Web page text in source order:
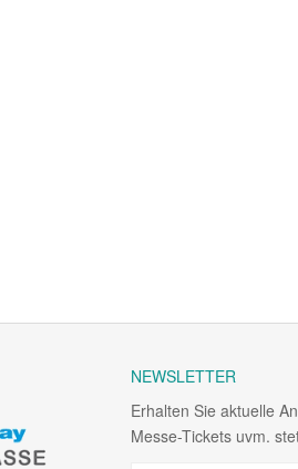
NEWSLETTER
Erhalten Sie aktuelle
Messe-Tickets uvm.